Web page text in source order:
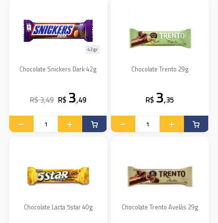
Chocolate Snickers Dark 42g
42gr
R$ 3,49 R$ 3,49
Chocolate Trento 29g
R$ 3,35
Chocolate Lacta 5star 40g Chocolate Trento Avelãs 29g